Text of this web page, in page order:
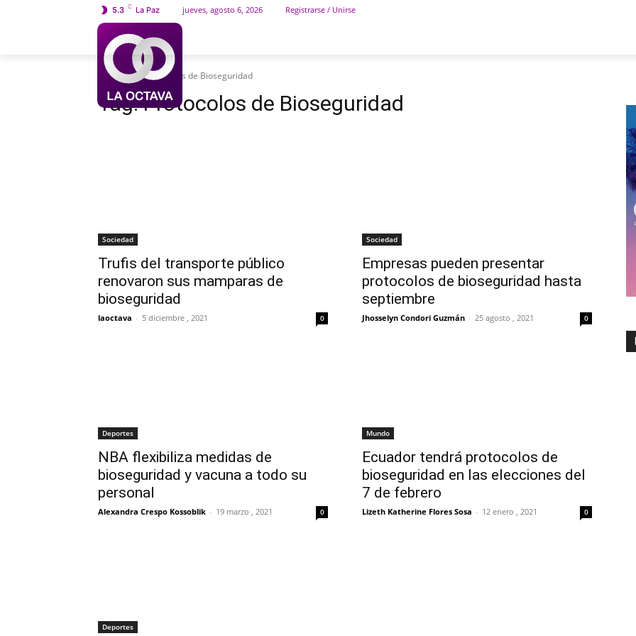
5.3 C La Paz jueves, agosto 6, 2026 Registrarse / Unirse
Etiquetas Protocolos de Bioseguridad
Tag:Protocolos de Bioseguridad
Sociedad
Trufis del transporte público
renovaron sus mamparas de
bioseguridad
laoctava - 5 diciembre , 2021 0
Sociedad
Empresas pueden presentar
protocolos de bioseguridad hasta
septiembre
Jhosselyn Condori Guzmán - 25 agosto , 2021 0
Deportes
NBA flexibiliza medidas de
bioseguridad y vacuna a todo su
personal
Alexandra Crespo Kossoblik - 19 marzo , 2021 0
Mundo
Ecuador tendrá protocolos de
bioseguridad en las elecciones del
7 de febrero
Lizeth Katherine Flores Sosa - 12 enero , 2021 0
Deportes